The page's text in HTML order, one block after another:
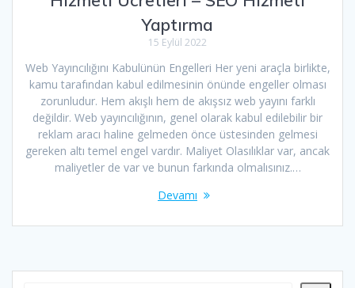
Yaptırma
15 Eylül 2022
Web Yayıncılığını Kabulünün Engelleri Her yeni araçla birlikte,
kamu tarafından kabul edilmesinin önünde engeller olması
zorunludur. Hem akışlı hem de akışsız web yayını farklı
değildir. Web yayıncılığının, genel olarak kabul edilebilir bir
reklam aracı haline gelmeden önce üstesinden gelmesi
gereken altı temel engel vardır. Maliyet Olasılıklar var, ancak
maliyetler de var ve bunun farkında olmalısınız.…
Devamı